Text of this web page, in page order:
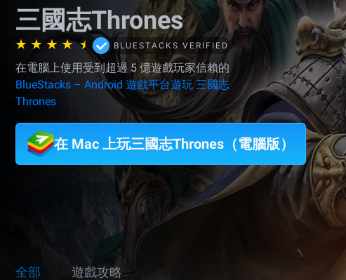
三國志Thrones
BLUESTACKS VERIFIED
在電腦上使用受到超過 5 億遊戲玩家信賴的
BlueStacks – Android 遊戲平台遊玩 三國志
Thrones
在 Mac 上玩三國志Thrones（電腦版）
全部 遊戲攻略